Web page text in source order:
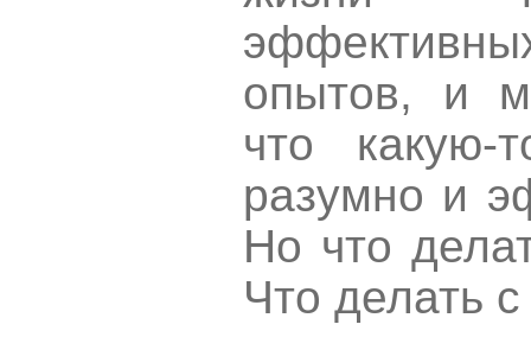
опытов, и
что какую-
разумно и
Но что
Что делать